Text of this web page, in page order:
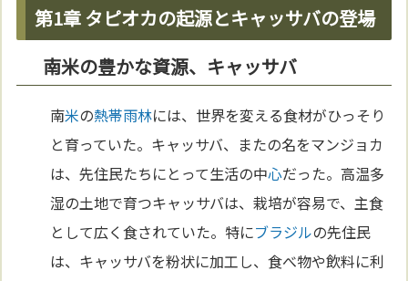
第1章 タピオカの起源とキャッサバの登場
南米の豊かな資源、キャッサバ
南米の熱帯雨林には、世界を変える食材がひっそり
と育っていた。キャッサバ、またの名をマンジョカ
は、先住民たちにとって生活の中心だった。高温多
湿の土地で育つキャッサバは、栽培が容易で、主食
として広く食されていた。特にブラジルの先住民
は、キャッサバを粉状に加工し、食べ物や飲料に利